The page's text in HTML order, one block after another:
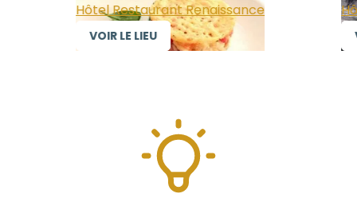
Hôtel Restaurant Renaissance
VOIR LE LIEU